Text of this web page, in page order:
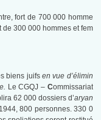
fort de 700 000 homme
300 000 hommes et fem
biens juifsen vue d’élimin
Le CGQJ – Commissariat
62 000 dossiers d’aryan
800 personnes. 330 0